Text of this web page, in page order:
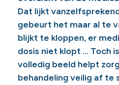
Dat lijkt
gebeurt het maar al te
blijkt te kloppen, er
dosis niet klopt ... Toch
volledig beeld helpt
behandeling veilig af te